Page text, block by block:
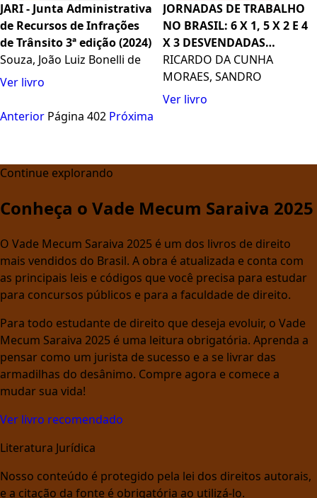
JARI - Junta Administrativa
de Recursos de Infrações
de Trânsito 3ª edição (2024)
Souza, João Luiz Bonelli de
Ver livro
JORNADAS DE TRABALHO
NO BRASIL: 6 X 1, 5 X 2 E 4
X 3 DESVENDADAS
(Portuguese Edition)
RICARDO DA CUNHA
MORAES, SANDRO
Ver livro
Anterior Página 402 Próxima
Continue explorando
Conheça o Vade Mecum Saraiva 2025
O Vade Mecum Saraiva 2025 é um dos livros de direito
mais vendidos do Brasil. A obra é atualizada e conta com
as principais leis e códigos que você precisa para estudar
para concursos públicos e para a faculdade de direito.
Para todo estudante de direito que deseja evoluir, o Vade
Mecum Saraiva 2025 é uma leitura obrigatória. Aprenda a
pensar como um jurista de sucesso e a se livrar das
armadilhas do desânimo. Compre agora e comece a
mudar sua vida!
Ver livro recomendado
Literatura Jurídica
Nosso conteúdo é protegido pela lei dos direitos autorais,
e a citação da fonte é obrigatória ao utilizá-lo.